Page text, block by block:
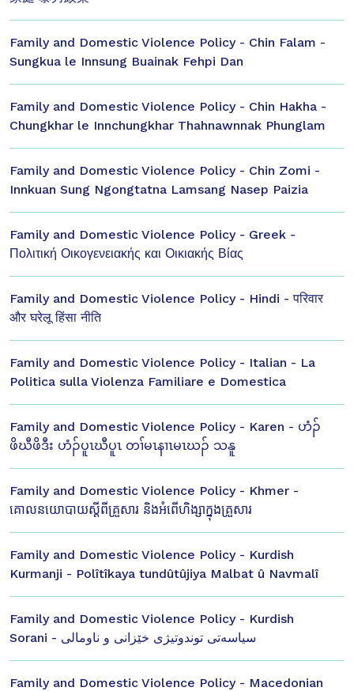
Family and Domestic Violence Policy - Chin Falam -
Sungkua le Innsung Buainak Fehpi Dan
Family and Domestic Violence Policy - Chin Hakha -
Chungkhar le Innchungkhar Thahnawnnak Phunglam
Family and Domestic Violence Policy - Chin Zomi -
Innkuan Sung Ngongtatna Lamsang Nasep Paizia
Family and Domestic Violence Policy - Greek -
Πολιτική Οικογενειακής και Οικιακής Βίας
Family and Domestic Violence Policy - Hindi - परिवार
और घरेलू हिंसा नीति
Family and Domestic Violence Policy - Italian - La
Politica sulla Violenza Familiare e Domestica
Family and Domestic Violence Policy - Karen - ဟံၣ်
ဖိဃီဖိဒီး ဟံၣ်ပူၤဃီပူၤ တၢ်မၤနၢၤမၤဃၣ် သနူ
Family and Domestic Violence Policy - Khmer -
គោលនយោបាយស្ដីពីគ្រួសារ និងអំពើហិង្សាក្នុងគ្រួសារ
Family and Domestic Violence Policy - Kurdish
Kurmanji - Polîtîkaya tundûtûjiya Malbat û Navmalî
Family and Domestic Violence Policy - Kurdish
Sorani - سیاسەتی توندوتیژی خێزانی و ناومالی
Family and Domestic Violence Policy - Macedonian